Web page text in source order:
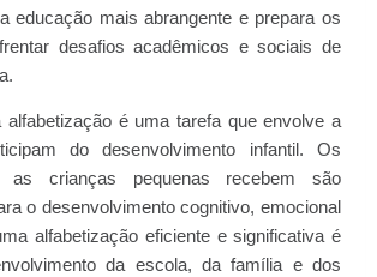
educação mais abrangente e prepara os
desafios acadêmicos e sociais de
alfabetização é uma tarefa que envolve a
do desenvolvimento infantil. Os
as crianças pequenas recebem são
o desenvolvimento cognitivo, emocional
alfabetização eficiente e significativa é
da escola, da família e dos